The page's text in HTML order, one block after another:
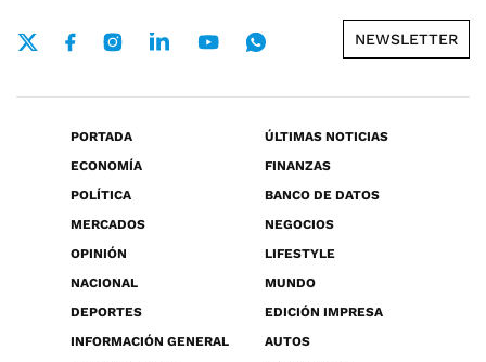
NEWSLETTER
PORTADA
ÚLTIMAS NOTICIAS
ECONOMÍA
FINANZAS
POLÍTICA
BANCO DE DATOS
MERCADOS
NEGOCIOS
OPINIÓN
LIFESTYLE
NACIONAL
MUNDO
DEPORTES
EDICIÓN IMPRESA
INFORMACIÓN GENERAL
AUTOS